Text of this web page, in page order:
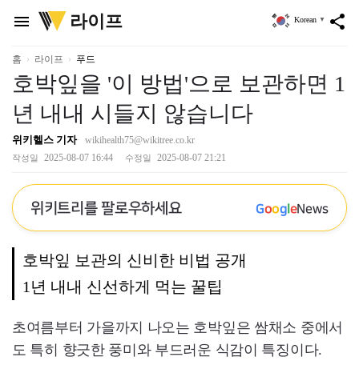
menu
위
키
리
라이프 share
Korean ▼
홈 라이프 푸드
호박잎을 '이 방법'으로 보관하면 1
년 내내 시들지 않습니다
위키헬스 기자 wikihealth75@wikitree.co.kr
작성일 2025-08-07 16:44 수정일 2025-08-07 21:21
위키트리를 팔로우하세요 GoogleNews
호박잎 보관의 신비한 비법 공개
1년 내내 신선하게 먹는 꿀팁
초여름부터 가을까지 나오는 호박잎은 쌈채소 중에서
도 특히 향긋한 풍미와 부드러운 식감이 특징이다.